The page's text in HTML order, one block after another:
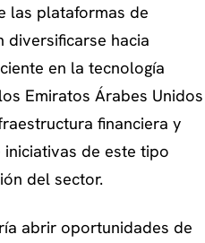
las plataformas de
diversificarse hacia
en la tecnología
Emiratos Árabes Unidos
financiera y
de este tipo
del sector.
abrir oportunidades de